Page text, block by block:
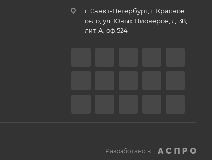
г. Санкт-Петербург, г. Красное
село, ул. Юных Пионеров, д. 38,
лит. А, оф.524
Разработано в